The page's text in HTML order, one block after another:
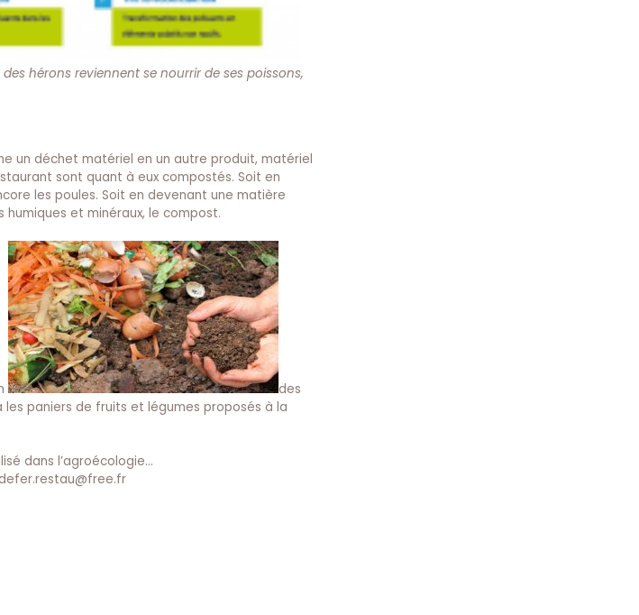
hérons reviennent se nourrir de ses poissons,
un déchet matériel en un autre produit, matériel
sont quant à eux compostés. Soit en
les poules. Soit en devenant une matière
et minéraux, le compost.
des
paniers de fruits et légumes proposés à la
dans l’agroécologie…